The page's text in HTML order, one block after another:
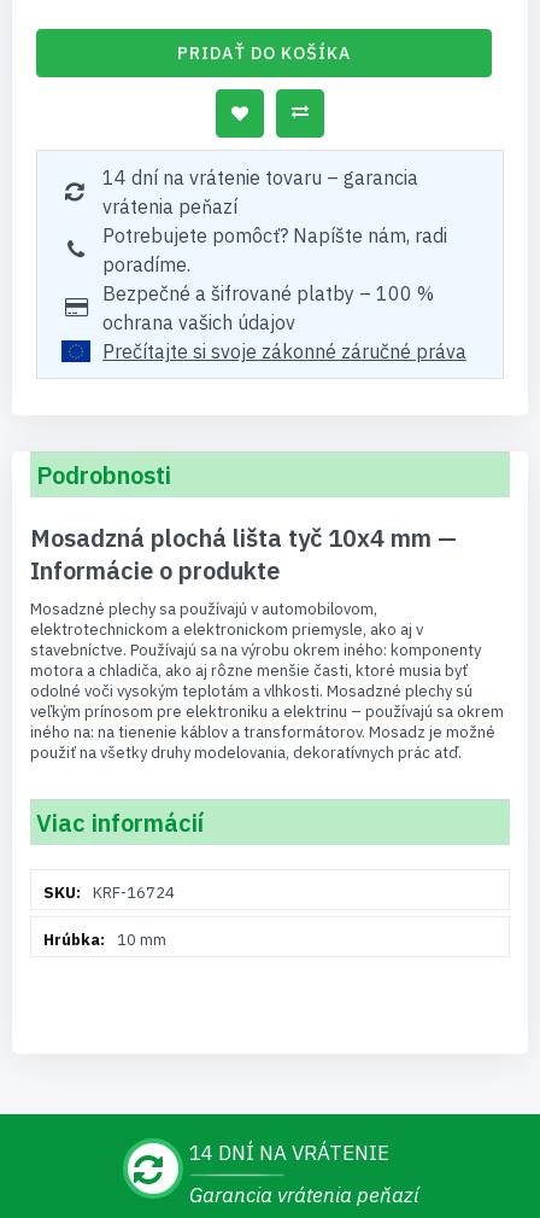
PRIDAŤ DO KOŠÍKA
14 dní na vrátenie tovaru – garancia
vrátenia peňazí
Potrebujete pomôcť? Napíšte nám, radi
poradíme.
Bezpečné a šifrované platby – 100 %
ochrana vašich údajov
Prečítajte si svoje zákonné záručné práva
Podrobnosti
Mosadzná plochá lišta tyč 10x4 mm —
Informácie o produkte
Mosadzné plechy sa používajú v automobilovom,
elektrotechnickom a elektronickom priemysle, ako aj v
stavebníctve. Používajú sa na výrobu okrem iného: komponenty
motora a chladiča, ako aj rôzne menšie časti, ktoré musia byť
odolné voči vysokým teplotám a vlhkosti. Mosadzné plechy sú
veľkým prínosom pre elektroniku a elektrinu – používajú sa okrem
iného na: na tienenie káblov a transformátorov. Mosadz je možné
použiť na všetky druhy modelovania, dekoratívnych prác atď.
Viac informácií
informáciíKRF-16724
10 mm
14 DNÍ NA VRÁTENIE
Garancia vrátenia peňazí